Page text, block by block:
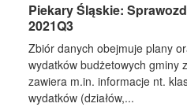
Piekary Śląskie:
2021Q3
Zbiór danych obejmuje plany
wydatków budżetowych gminy
zawiera m.in. informacje nt.
wydatków (działów,...